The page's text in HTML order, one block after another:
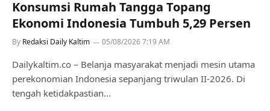
Konsumsi Rumah Tangga Topang
Ekonomi Indonesia Tumbuh 5,29 Persen
By Redaksi Daily Kaltim 05/08/2026 7:19 AM
Dailykaltim.co – Belanja masyarakat menjadi mesin utama
perekonomian Indonesia sepanjang triwulan II-2026. Di
tengah ketidakpastian…